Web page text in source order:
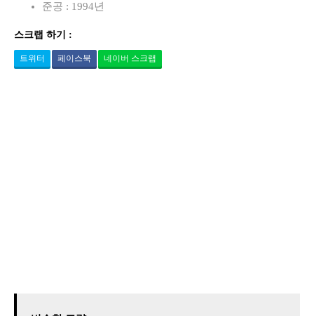
준공 : 1994년
스크랩 하기 :
트위터 페이스북 네이버 스크랩